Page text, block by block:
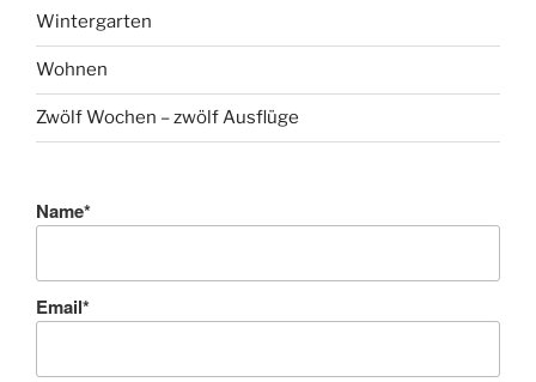
Wintergarten
Wohnen
Zwölf Wochen – zwölf Ausflüge
Name*
Email*